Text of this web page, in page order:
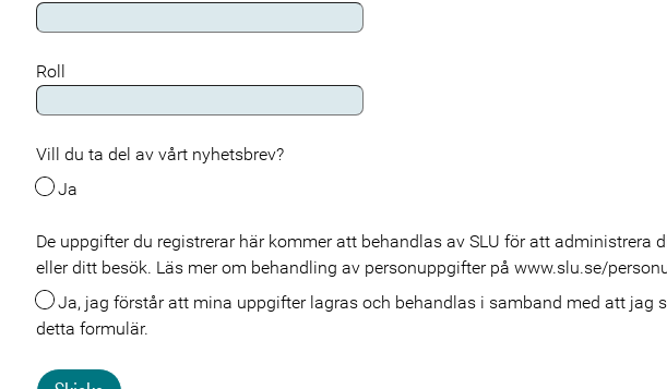
Roll
Vill du ta del av vårt nyhetsbrev?
Ja
Meta
De uppgifter du registrerar här kommer att behandlas av SLU för att administrera
eller ditt besök. Läs mer om behandling av personuppgifter på www.slu.se/
Ja, jag förstår att mina uppgifter lagras och behandlas i samband med att jag skickar in
detta formulär.